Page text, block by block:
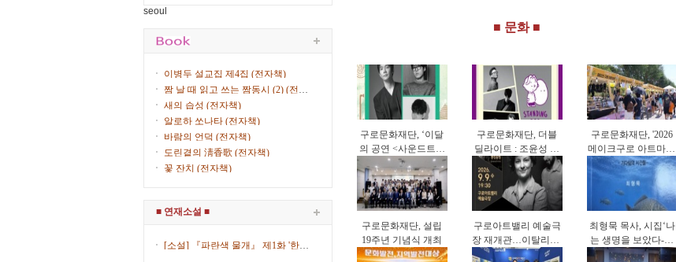
seoul
이병두 설교집 제4집 (전자책)
짬 날 때 읽고 쓰는 짬동시 (2) (전자
책)
새의 습성 (전자책)
알로하 쏘나타 (전자책)
바람의 언덕 (전자책)
도린곁의 淸香歌 (전자책)
꽃 잔치 (전자책)
■ 연재소설 ■
[소설] 『파란색 물개』 제1화 '한복
■ 문화 ■
구로문화재단, ‘이달
의 공연 <사운드트립
>’ 9월 공연 개최
구로문화재단, 더블
딜라이트 : 조윤성 트
리오 & 스탠딩 에그
개최
구로문화재단, '2026
메이크구로 아트마켓'
참가자 모집
구로문화재단, 설립
19주년 기념식 개최
구로아트밸리 예술극
장 재개관…이탈리아·
한국 협연 '별들의 투
최형묵 목사, 시집‘나
는 생명을 보았다-기
다림의 시간들-’출간